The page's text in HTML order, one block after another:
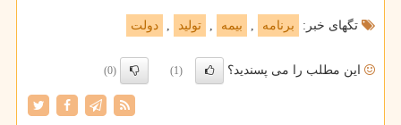
تگهای خبر: برنامه , بیمه , تولید , دولت
این مطلب را می پسندید؟ (1)
(0)